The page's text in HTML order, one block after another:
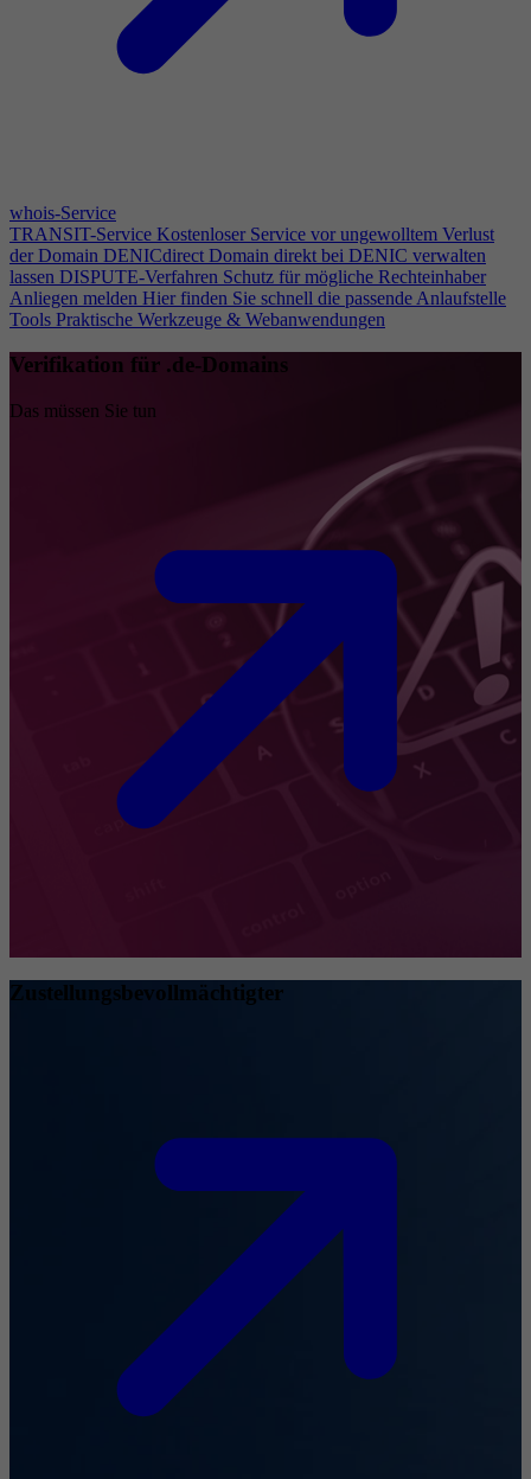
whois-Service
TRANSIT-Service Kostenloser Service vor ungewolltem Verlust
der Domain DENICdirect Domain direkt bei DENIC verwalten
lassen DISPUTE-Verfahren Schutz für mögliche Rechteinhaber
Anliegen melden Hier finden Sie schnell die passende Anlaufstelle
Tools Praktische Werkzeuge & Webanwendungen
Verifikation für .de-Domains
Das müssen Sie tun
Zustellungsbevollmächtigter